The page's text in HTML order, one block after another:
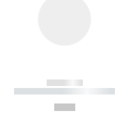
------------
----------- ----------- ----------